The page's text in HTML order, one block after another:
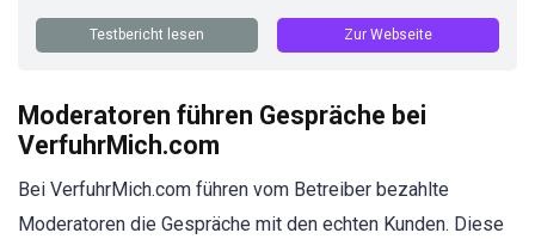
Testbericht lesen Zur Webseite
Moderatoren führen Gespräche bei
VerfuhrMich.com
Bei VerfuhrMich.com führen vom Betreiber bezahlte
Moderatoren die Gespräche mit den echten Kunden. Diese